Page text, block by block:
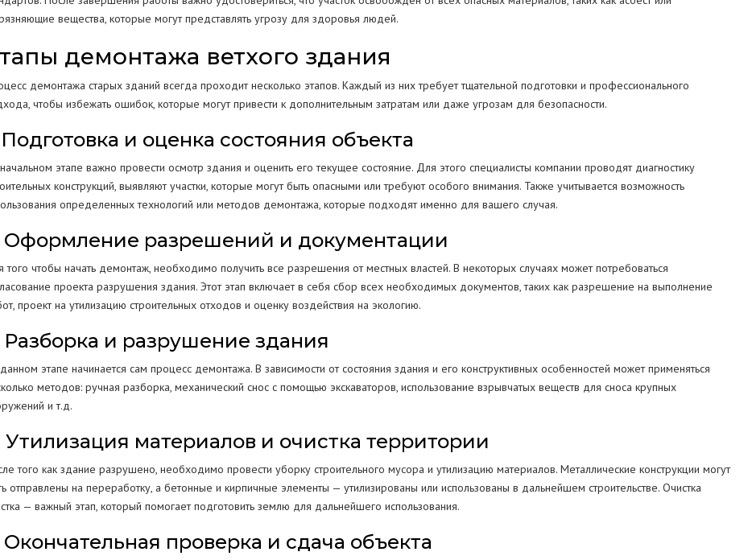
вещества, которые могут представлять угрозу для здоровья людей.
демонтажа ветхого здания
демонтажа старых зданий всегда проходит несколько этапов. Каждый из них требует тщательной подготовки и профессионального
чтобы избежать ошибок, которые могут привести к дополнительным затратам или даже угрозам для безопасности.
Подготовка и оценка состояния объекта
этапе важно провести осмотр здания и оценить его текущее состояние. Для этого специалисты компании проводят диагностику
конструкций, выявляют участки, которые могут быть опасными или требуют особого внимания. Также учитывается возможность
определенных технологий или методов демонтажа, которые подходят именно для вашего случая.
Оформление разрешений и документации
того чтобы начать демонтаж, необходимо получить все разрешения от местных властей. В некоторых случаях может потребоваться
проекта разрушения здания. Этот этап включает в себя сбор всех необходимых документов, таких как разрешение на выполнение
проект на утилизацию строительных отходов и оценку воздействия на экологию.
Разборка и разрушение здания
этапе начинается сам процесс демонтажа. В зависимости от состояния здания и его конструктивных особенностей может применяться
методов: ручная разборка, механический снос с помощью экскаваторов, использование взрывчатых веществ для сноса крупных
и т.д.
Утилизация материалов и очистка территории
того как здание разрушено, необходимо провести уборку строительного мусора и утилизацию материалов. Металлические конструкции могут
отправлены на переработку, а бетонные и кирпичные элементы — утилизированы или использованы в дальнейшем строительстве. Очистка
— важный этап, который помогает подготовить землю для дальнейшего использования.
Окончательная проверка и сдача объекта